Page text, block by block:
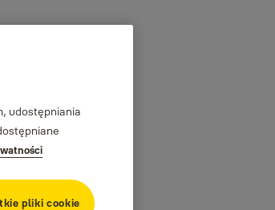
udostępniania
pliki cookie